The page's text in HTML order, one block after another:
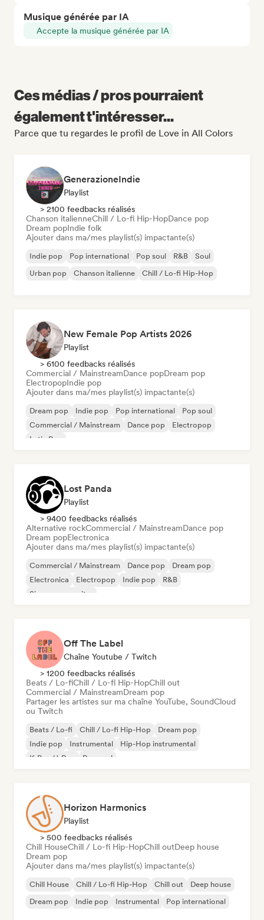
Musique générée par IA
Accepte la musique générée par IA
Ces médias / pros pourraient
également t'intéresser...
Parce que tu regardes le profil de Love in All Colors
GenerazioneIndie
Playlist
> 2100 feedbacks réalisés
Chanson italienneChill / Lo-fi Hip-HopDance pop
Dream popIndie folk
Ajouter dans ma/mes playlist(s) impactante(s)
Indie pop Pop international Pop soul R&B
Soul
Urban pop
Chanson italienne Chill / Lo-fi Hip-Hop
New Female Pop Artists 2026
Playlist
> 6100 feedbacks réalisés
Commercial / MainstreamDance popDream pop
ElectropopIndie pop
Ajouter dans ma/mes playlist(s) impactante(s)
Dream pop Indie pop Pop international
Pop soul
Commercial / Mainstream
Dance pop
Electropop
Latin Pop
Lost Panda
Playlist
> 9400 feedbacks réalisés
Alternative rockCommercial / MainstreamDance pop
Dream popElectronica
Ajouter dans ma/mes playlist(s) impactante(s)
Commercial / Mainstream Dance pop
Dream pop
Electronica
Electropop Indie pop
R&B
Singer-songwriter
Off The Label
Chaîne Youtube / Twitch
> 1200 feedbacks réalisés
Beats / Lo-fiChill / Lo-fi Hip-HopChill out
Commercial / MainstreamDream pop
Partager les artistes sur ma chaîne YouTube, SoundCloud
ou Twitch
Beats / Lo-fi Chill / Lo-fi Hip-Hop
Dream pop
Indie pop
Instrumental
Hip-Hop instrumental
K-Pop/J-Pop
Pop soul
Horizon Harmonics
Playlist
> 500 feedbacks réalisés
Chill HouseChill / Lo-fi Hip-HopChill outDeep house
Dream pop
Ajouter dans ma/mes playlist(s) impactante(s)
Chill House Chill / Lo-fi Hip-Hop Chill out
Deep house
Dream pop
Indie pop Instrumental Pop international